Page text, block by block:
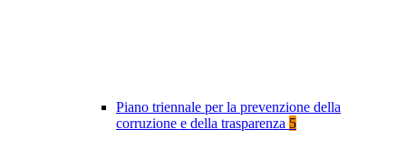
Piano triennale per la prevenzione della
corruzione e della trasparenza 5